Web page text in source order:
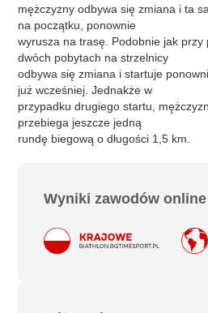
mężczyzny odbywa się zmiana i ta
na początku, ponownie
wyrusza na trasę. Podobnie jak przy
dwóch pobytach na strzelnicy
odbywa się zmiana i startuje
już wcześniej. Jednakże w
przypadku drugiego startu,
przebiega jeszcze jedną
rundę biegową o długości 1,5 km.
Wyniki zawodów online